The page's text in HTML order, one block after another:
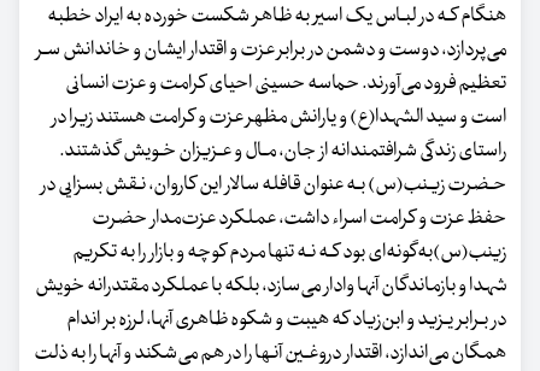
هنگام کـه در لبـاس یک‌ اسیر به ظاهر شکست خورده به ایراد خطبه
می‌پردازد، دوست و دشمن در برابر عزت و اقتدار ایشان و خاندانش سـر
تعظیم فرود می‌آورند. حماسه حسینی احیای کرامت‌ و عزت‌ انسانی
است و سید الشهدا(ع) و یارانش‌ مظهر عزت و کرامت هستند زیرا در
راستای زندگی شرافتمندانه از جان، مـال و عـزیزان خـویش گذشتند.
حـضرت زیـنب(س) بـه عنوان قافله سالار این‌ کاروان‌، نـقش بسزایی در
حفظ‌ عزت‌ و کرامت‌ اسراء داشت، عملکرد عزت‌مدار حضرت
زینب(س)به‌گونه‌ای بود کـه نـه‌ تنها مردم کوچه و بازار را به تکریم
شهدا و بازماندگان آنها وادار می‌سازد، بلکه‌ با عملکرد مقتدرانه خویش
در بـرابر یـزید و ابن‌زیاد که‌ هیبت و شکوه ظاهری آنها، لرزه‌ بر اندام
همگان می‌اندازد، اقتدار دروغـین آنـها را در هم می‌شکند و آنها را به‌ ذلت‌